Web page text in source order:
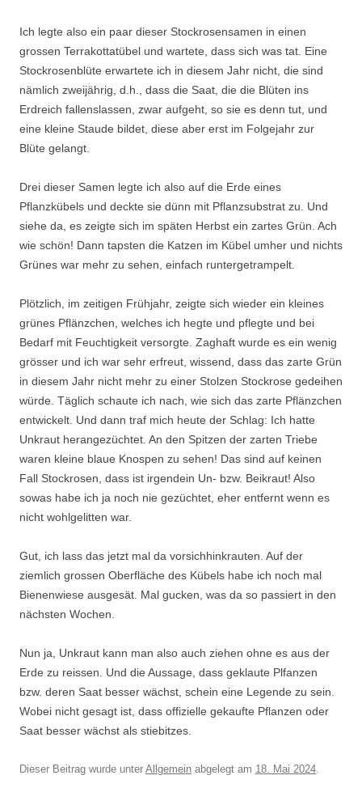
Ich legte also ein paar dieser Stockrosensamen in einen
grossen Terrakottatübel und wartete, dass sich was tat. Eine
Stockrosenblüte erwartete ich in diesem Jahr nicht, die sind
nämlich zweijährig, d.h., dass die Saat, die die Blüten ins
Erdreich fallenslassen, zwar aufgeht, so sie es denn tut, und
eine kleine Staude bildet, diese aber erst im Folgejahr zur
Blüte gelangt.
Drei dieser Samen legte ich also auf die Erde eines
Pflanzkübels und deckte sie dünn mit Pflanzsubstrat zu. Und
siehe da, es zeigte sich im späten Herbst ein zartes Grün. Ach
wie schön! Dann tapsten die Katzen im Kübel umher und nichts
Grünes war mehr zu sehen, einfach runtergetrampelt.
Plötzlich, im zeitigen Frühjahr, zeigte sich wieder ein kleines
grünes Pflänzchen, welches ich hegte und pflegte und bei
Bedarf mit Feuchtigkeit versorgte. Zaghaft wurde es ein wenig
grösser und ich war sehr erfreut, wissend, dass das zarte Grün
in diesem Jahr nicht mehr zu einer Stolzen Stockrose gedeihen
würde. Täglich schaute ich nach, wie sich das zarte Pflänzchen
entwickelt. Und dann traf mich heute der Schlag: Ich hatte
Unkraut herangezüchtet. An den Spitzen der zarten Triebe
waren kleine blaue Knospen zu sehen! Das sind auf keinen
Fall Stockrosen, dass ist irgendein Un- bzw. Beikraut! Also
sowas habe ich ja noch nie gezüchtet, eher entfernt wenn es
nicht wohlgelitten war.
Gut, ich lass das jetzt mal da vorsichhinkrauten. Auf der
ziemlich grossen Oberfläche des Kübels habe ich noch mal
Bienenwiese ausgesät. Mal gucken, was da so passiert in den
nächsten Wochen.
Nun ja, Unkraut kann man also auch ziehen ohne es aus der
Erde zu reissen. Und die Aussage, dass geklaute Plfanzen
bzw. deren Saat besser wächst, schein eine Legende zu sein.
Wobei nicht gesagt ist, dass offizielle gekaufte Pflanzen oder
Saat besser wächst als stiebitzes.
Dieser Beitrag wurde unter Allgemein abgelegt am 18. Mai 2024.